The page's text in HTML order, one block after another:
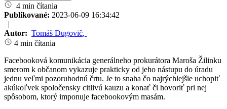
4 min čítania
Publikované: 2023-06-09 16:34:42
|
Autor: Tomáš Dugovič,
4 min čítania
Facebooková komunikácia generálneho prokurátora Maroša Žilinku
smerom k občanom vykazuje prakticky od jeho nástupu do úradu
jednu veľmi pozoruhodnú črtu. Je to snaha čo najrýchlejšie uchopiť
akúkoľvek spoločensky citlivú kauzu a konať či hovoriť pri nej
spôsobom, ktorý imponuje facebookovým masám.